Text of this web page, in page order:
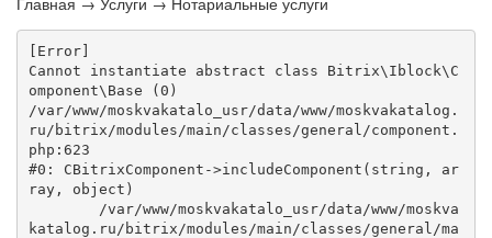
[Error]
Cannot instantiate abstract class Bitrix\Iblock\C
omponent\Base (0)
/var/www/moskvakatalo_usr/data/www/moskvakatalog.
ru/bitrix/modules/main/classes/general/component.
php:623
#0: CBitrixComponent->includeComponent(string, ar
ray, object)
katalog.ru/bitrix/modules/main/classes/general/ma